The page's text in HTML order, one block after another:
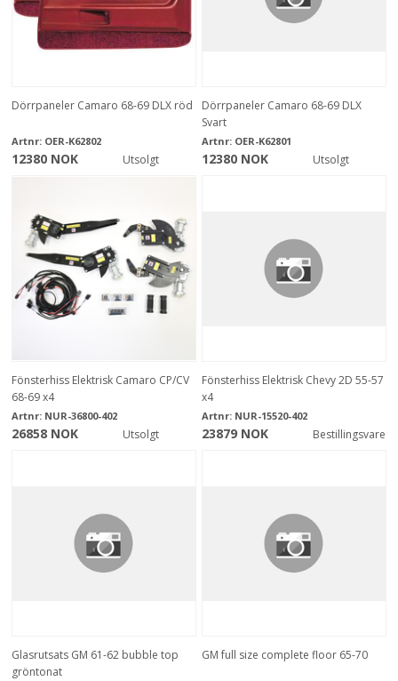
Dörrpaneler Camaro 68-69 DLX röd
Artnr: OER-K62802
12380 NOK Utsolgt
Dörrpaneler Camaro 68-69 DLX
Svart
Artnr: OER-K62801
12380 NOK Utsolgt
Fönsterhiss Elektrisk Camaro CP/CV
68-69 x4
Artnr: NUR-36800-402
26858 NOK Utsolgt
Fönsterhiss Elektrisk Chevy 2D 55-57
x4
Artnr: NUR-15520-402
23879 NOK Bestillingsvare
Glasrutsats GM 61-62 bubble top
gröntonat
GM full size complete floor 65-70